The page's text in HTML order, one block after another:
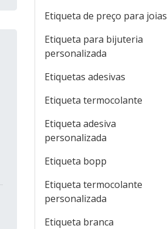
Etiqueta de preço para joias
Etiqueta para bijuteria
personalizada
Etiquetas adesivas
Etiqueta termocolante
Etiqueta adesiva
personalizada
Etiqueta bopp
Etiqueta termocolante
personalizada
Etiqueta branca